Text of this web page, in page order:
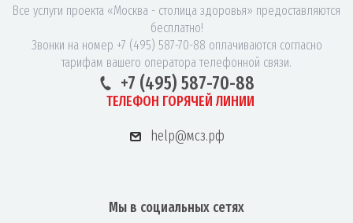
Все услуги проекта «Москва - столица здоровья» предоставляются
бесплатно!
Звонки на номер +7 (495) 587-70-88 оплачиваются согласно
тарифам вашего оператора телефонной связи.
+7 (495) 587-70-88
ТЕЛЕФОН ГОРЯЧЕЙ ЛИНИИ
help@мсз.рф
Мы в социальных сетях